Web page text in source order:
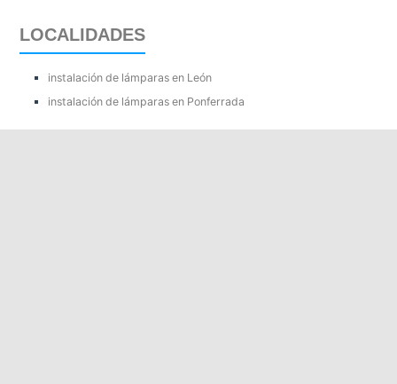
LOCALIDADES
instalación de lámparas en León
instalación de lámparas en Ponferrada